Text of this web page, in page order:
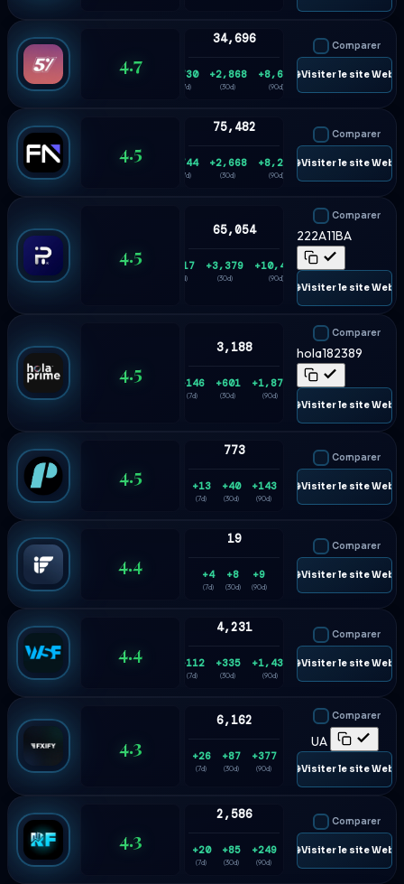
4.7
34,696
+730
(7d)
+2,868
(30d)
+8,626
(90d)
Comparer
🌐 Visiter le site Web
4.5
75,482
+744
(7d)
+2,668
(30d)
+8,242
(90d)
Comparer
🌐 Visiter le site Web
4.5
65,054
+817
(7d)
+3,379
(30d)
+10,475
(90d)
Comparer
222A11BA
🌐 Visiter le site Web
4.5
3,188
+146
(7d)
+601
(30d)
+1,875
(90d)
Comparer
hola182389
🌐 Visiter le site Web
4.5
773
+13
(7d)
+40
(30d)
+143
(90d)
Comparer
🌐 Visiter le site Web
4.4
19
+4
(7d)
+8
(30d)
+9
(90d)
Comparer
🌐 Visiter le site Web
4.4
4,231
+112
(7d)
+335
(30d)
+1,435
(90d)
Comparer
🌐 Visiter le site Web
4.3
6,162
+26
(7d)
+87
(30d)
+377
(90d)
Comparer
UA
🌐 Visiter le site Web
4.3
2,586
+20
(7d)
+85
(30d)
+249
(90d)
Comparer
🌐 Visiter le site Web